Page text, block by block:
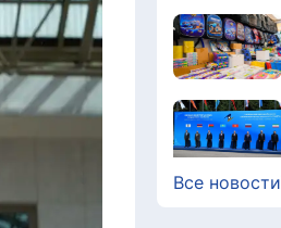
Все новости